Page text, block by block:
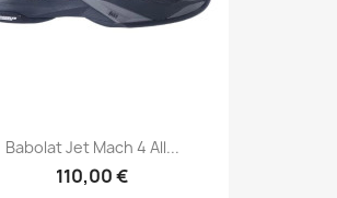
Babolat Jet Mach 4 All...
110,00 €